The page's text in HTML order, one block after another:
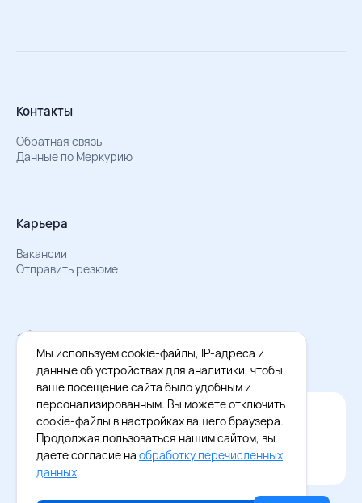
Контакты
Обратная связь
Данные по Меркурию
Карьера
Вакансии
Отправить резюме
Мы в Телеграм
Документы об обработке персональных данных
Охрана труда – результаты СОУТ
Официальное приложение Восток - Запад
Cкачайте бесплатное приложение
Мы используем cookie-файлы, IP-адреса и
данные об устройствах для аналитики, чтобы
ваше посещение сайта было удобным и
персонализированным. Вы можете отключить
cookie-файлы в настройках вашего браузера.
Продолжая пользоваться нашим сайтом, вы
даете согласие на обработку перечисленных
данных.